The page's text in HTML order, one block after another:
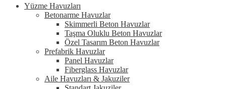
Yüzme Havuzları
Betonarme Havuzlar
Skimmerli Beton Havuzlar
Taşma Oluklu Beton Havuzlar
Özel Tasarım Beton Havuzlar
Prefabrik Havuzlar
Panel Havuzlar
Fiberglass Havuzlar
Aile Havuzları & Jakuziler